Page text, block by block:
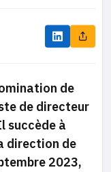
de
de directeur
succède à
direction de
2023,